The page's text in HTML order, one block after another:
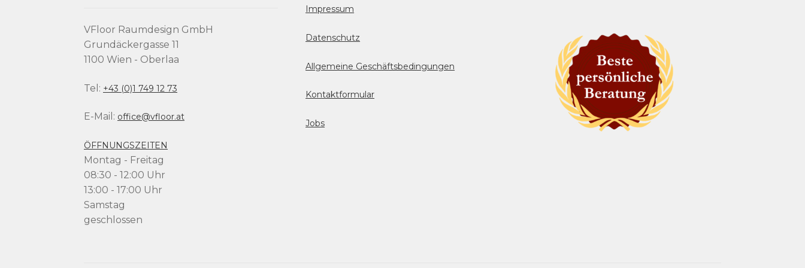
VFloor Raumdesign GmbH
Grundäckergasse 11
1100 Wien - Oberlaa
Tel: +43 (0)1 749 12 73
E-Mail: office@vfloor.at
ÖFFNUNGSZEITEN
Montag - Freitag
08:30 - 12:00 Uhr
13:00 - 17:00 Uhr
Samstag
geschlossen
Impressum
Datenschutz
Allgemeine Geschäftsbedingungen
Kontaktformular
Jobs